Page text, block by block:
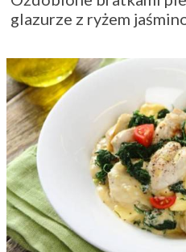
glazurze z ryżem